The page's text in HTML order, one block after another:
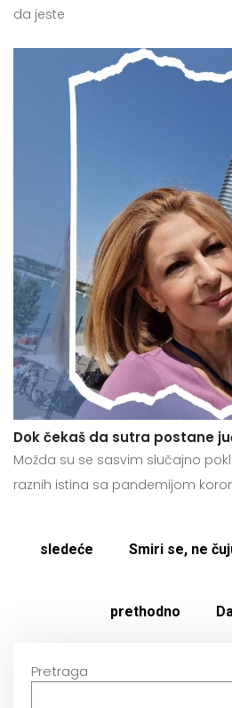
da jeste
Dok čekaš da sutra postane
Možda su se sasvim slučajno
raznih istina sa pandemijom
sledeće Smiri se, ne
prethodno
Pretraga